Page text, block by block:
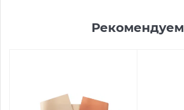
Рекомендуем